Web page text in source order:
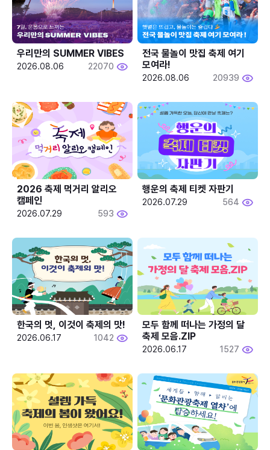
우리만의 SUMMER VIBES
2026.08.06 22070
전국 물놀이 맛집 축제 여기
모여라!
2026.08.06 20939
2026 축제 먹거리 알리오
캠페인
2026.07.29 593
행운의 축제 티켓 자판기
2026.07.29 564
한국의 멋, 이것이 축제의 맛!
2026.06.17 1042
모두 함께 떠나는 가정의 달
축제 모음.ZIP
2026.06.17 1527